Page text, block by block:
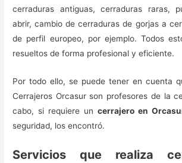
cerraduras antiguas, cerraduras raras,
abrir, cambio de cerraduras de gorjas a
de perfil europeo, por ejemplo. Todos
resueltos de forma profesional y eficiente.
Por todo ello, se puede tener en cuenta
Cerrajeros Orcasur son profesores de la
cabo, si requiere uncerrajero en
seguridad, los encontró.
Servicios que realiza